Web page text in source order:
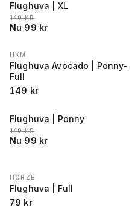
Flughuva | XL
LÄGSTA PRIS 30 DAGAR FÖRE REA
149KR
Nu 99 kr
HKM
Flughuva Avocado | Ponny-
Full
149 kr
REA−34%
Flughuva | Ponny
LÄGSTA PRIS 30 DAGAR FÖRE REA
149KR
Nu 99 kr
HORZE
Flughuva | Full
79 kr